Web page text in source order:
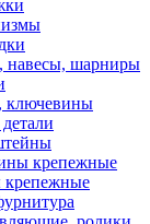
навесы, шарниры
ключевины
крепежные
крепежные